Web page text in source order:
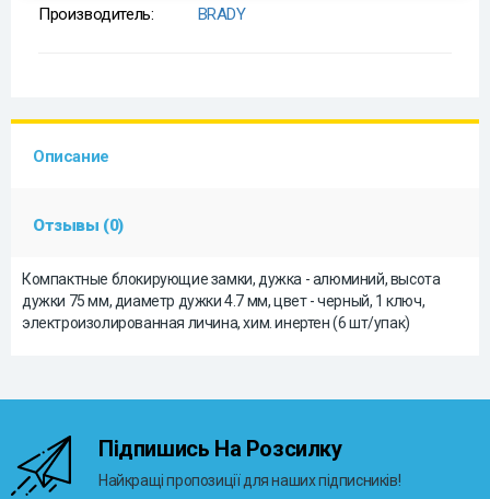
Производитель: BRADY
Описание
Отзывы (0)
Компактные блокирующие замки, дужка - алюминий, высота
дужки 75 мм, диаметр дужки 4.7 мм, цвет - черный, 1 ключ,
электроизолированная личина, хим. инертен (6 шт/упак)
Підпишись На Розсилку
Найкращі пропозиції для наших підписників!